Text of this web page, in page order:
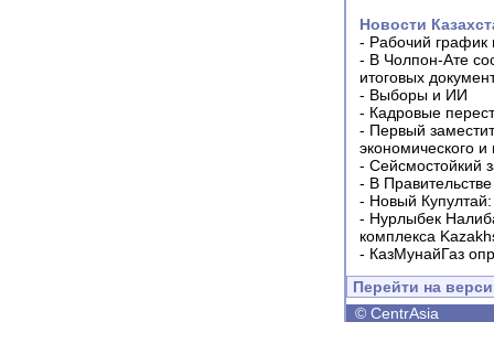
Новости
- Рабочий график
- В Чолпон-Ате
итоговых
- Выборы и ИИ
- Кадровые
- Первый
экономического
- Сейсмостойкий
- В
- Новый
- Нурлыбек
комплекса
- КазМунайГаз
Перейти на
© CentrAsia